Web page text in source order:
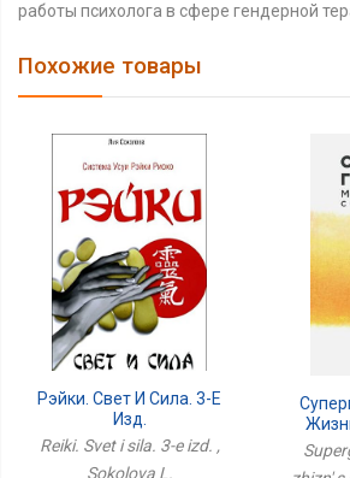
работы психолога в сфере гендерной
Похожие товары
Рэйки. Свет И Сила. 3-Е
Изд.
Reiki. Svet i sila. 3-e izd. ,
Sokolova L.